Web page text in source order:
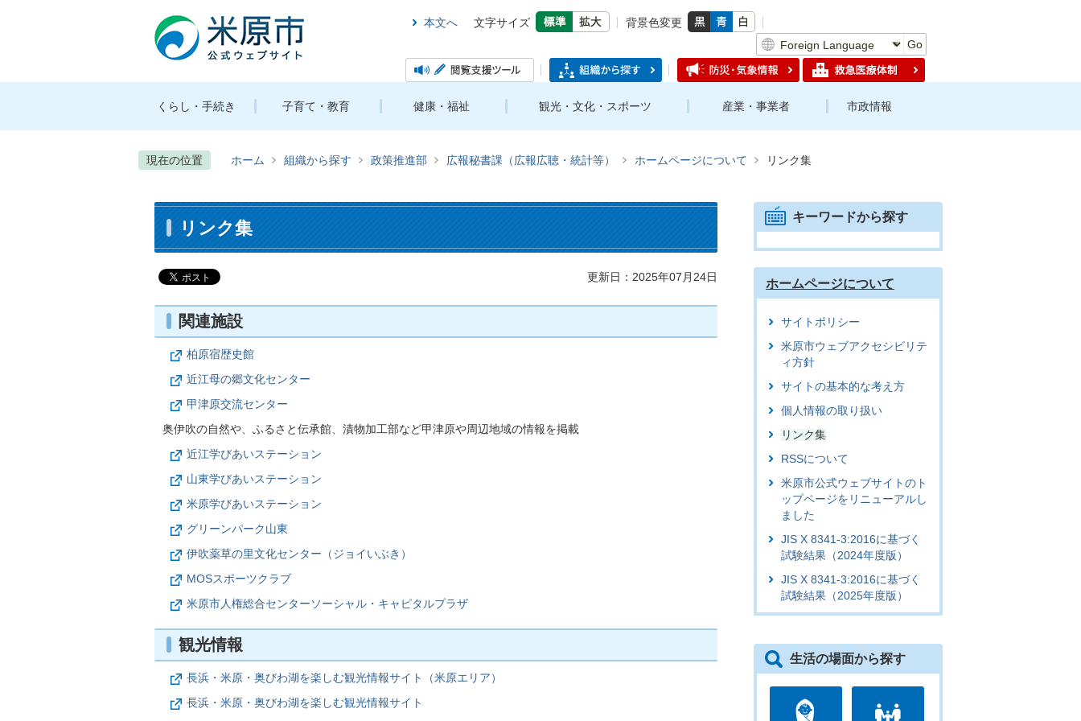
本文へ 文字サイズ
背景色変更
Go
くらし・手続き 子育て・教育 健康・福祉 観光・文化・スポーツ 産業・事業者 市政情報
現在の位置 ホーム 組織から探す 政策推進部 広報秘書課（広報広聴・統計等） ホームページについて リンク集
リンク集
更新日：2025年07月24日
関連施設
柏原宿歴史館
近江母の郷文化センター
甲津原交流センター
奥伊吹の自然や、ふるさと伝承館、漬物加工部など甲津原や周辺地域の情報を掲載
近江学びあいステーション
山東学びあいステーション
米原学びあいステーション
グリーンパーク山東
伊吹薬草の里文化センター（ジョイいぶき）
MOSスポーツクラブ
米原市人権総合センターソーシャル・キャピタルプラザ
観光情報
長浜・米原・奥びわ湖を楽しむ観光情報サイト（米原エリア）
長浜・米原・奥びわ湖を楽しむ観光情報サイト
キーワードから探す
ホームページについて
サイトポリシー
米原市ウェブアクセシビリテ
ィ方針
サイトの基本的な考え方
個人情報の取り扱い
リンク集
RSSについて
米原市公式ウェブサイトのト
ップページをリニューアルし
ました
JIS X 8341-3:2016に基づく
試験結果（2024年度版）
JIS X 8341-3:2016に基づく
試験結果（2025年度版）
生活の場面から探す